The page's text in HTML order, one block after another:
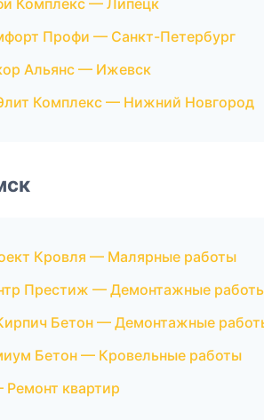
Комплекс — Липецк
Профи — Санкт-Петербург
Альянс — Ижевск
Комплекс — Нижний Новгород
Кровля — Малярные работы
Престиж — Демонтажные
Бетон — Демонтажные
Бетон — Кровельные работы
квартир